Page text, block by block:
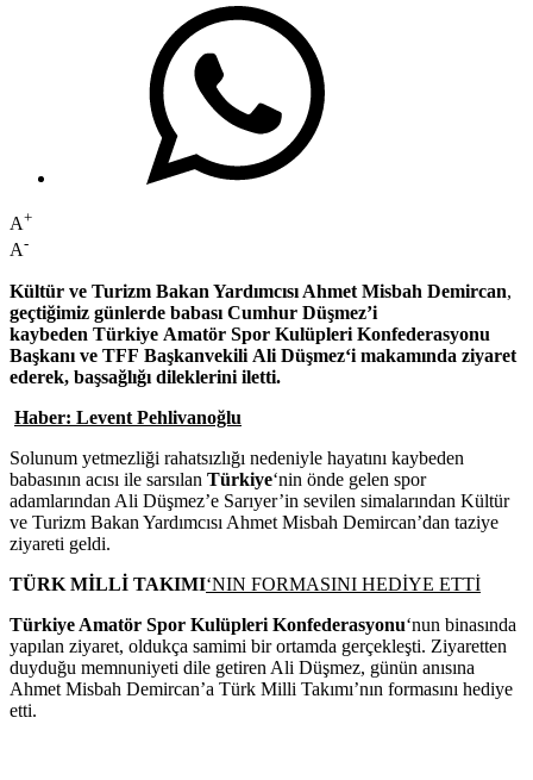
A+
A-
Kültür ve Turizm Bakan Yardımcısı Ahmet Misbah Demircan,
geçtiğimiz günlerde babası Cumhur Düşmez’i
kaybeden Türkiye Amatör Spor Kulüpleri Konfederasyonu
Başkanı ve TFF Başkanvekili Ali Düşmez‘i makamında ziyaret
ederek, başsağlığı dileklerini iletti.
Haber: Levent Pehlivanoğlu
Solunum yetmezliği rahatsızlığı nedeniyle hayatını kaybeden
babasının acısı ile sarsılan Türkiye‘nin önde gelen spor
adamlarından Ali Düşmez’e Sarıyer’in sevilen simalarından Kültür
ve Turizm Bakan Yardımcısı Ahmet Misbah Demircan’dan taziye
ziyareti geldi.
TÜRK MİLLİ TAKIMI‘NIN FORMASINI HEDİYE ETTİ
Türkiye Amatör Spor Kulüpleri Konfederasyonu‘nun binasında
yapılan ziyaret, oldukça samimi bir ortamda gerçekleşti. Ziyaretten
duyduğu memnuniyeti dile getiren Ali Düşmez, günün anısına
Ahmet Misbah Demircan’a Türk Milli Takımı’nın formasını hediye
etti.